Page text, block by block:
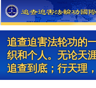
Skip
to
main
content
追查迫害法轮功的
织和个人。无论天
追查到底；行天理